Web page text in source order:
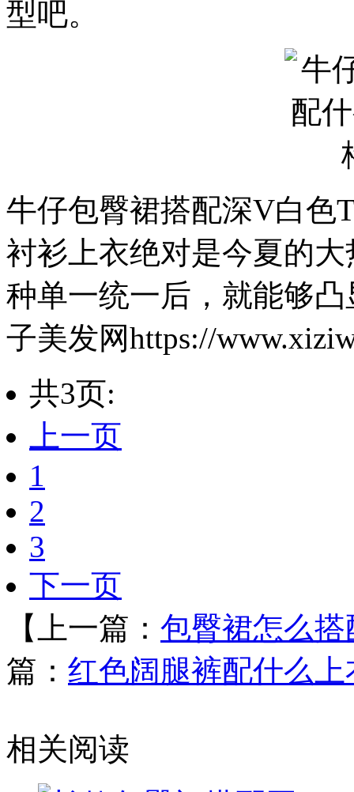
型吧。
牛仔包臀裙搭配深V白色
衬衫上衣绝对是今夏的
种单一统一后，就能够
子美发网https://
共3页:
上一页
1
2
3
下一页
【上一篇： 包臀裙怎么
篇： 红色阔腿裤配什么
相关阅读